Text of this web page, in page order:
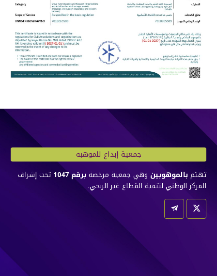
جمعية إبداع للموهبه
تهتمبالموهوبين وهي جمعية مرخصة برقم 1047
تحت إشراف
المركز الوطني لتنمية القطاع غير الربحي.